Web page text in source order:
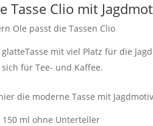
Tasse Clio mit
Ole passt die Tassen Clio
glatteTasse mit viel Platz für die
für Tee- und Kaffee.
die moderne Tasse mit
150 ml ohne Unterteller